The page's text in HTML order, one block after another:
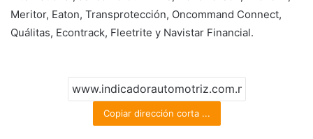
Meritor, Eaton, Transprotección, Oncommand Connect,
Quálitas, Econtrack, Fleetrite y Navistar Financial.
Copiar dirección corta ...